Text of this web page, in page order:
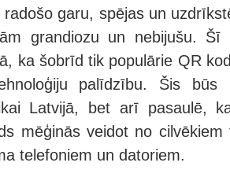
radošo garu, spējas un
grandiozu un nebijušu. Šī
ka šobrīd tik populārie QR
palīdzību. Šis būs
Latvijā, bet arī pasaulē,
mēģinās veidot no
telefoniem un datoriem.